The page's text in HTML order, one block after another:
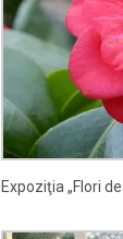
Expoziţia „Flori